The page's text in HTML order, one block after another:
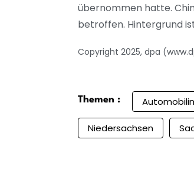
übernommen hatte.
betroffen. Hintergrund
Copyright 2025, dpa
Themen :
Niedersachsen